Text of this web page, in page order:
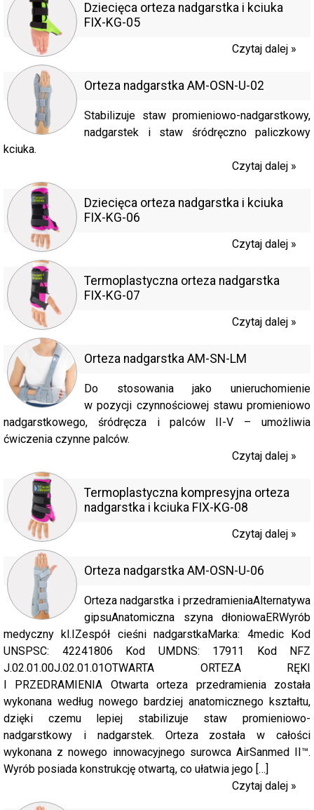
Dziecięca orteza nadgarstka i kciuka
FIX-KG-05
Czytaj dalej »
Orteza nadgarstka AM-OSN-U-02
Stabilizuje staw promieniowo-nadgarstkowy,
nadgarstek i staw śródręczno paliczkowy
kciuka.
Czytaj dalej »
Dziecięca orteza nadgarstka i kciuka
FIX-KG-06
Czytaj dalej »
Termoplastyczna orteza nadgarstka
FIX-KG-07
Czytaj dalej »
Orteza nadgarstka AM-SN-LM
Do stosowania jako unieruchomienie
w pozycji czynnościowej stawu promieniowo
nadgarstkowego, śródręcza i palców II-V – umożliwia
ćwiczenia czynne palców.
Czytaj dalej »
Termoplastyczna kompresyjna orteza
nadgarstka i kciuka FIX-KG-08
Czytaj dalej »
Orteza nadgarstka AM-OSN-U-06
Orteza nadgarstka i przedramieniaAlternatywa
gipsuAnatomiczna szyna dłoniowaERWyrób
medyczny kl.IZespół cieśni nadgarstkaMarka: 4medic Kod
UNSPSC: 42241806 Kod UMDNS: 17911 Kod NFZ
J.02.01.00J.02.01.01OTWARTA ORTEZA RĘKI
I PRZEDRAMIENIA Otwarta orteza przedramienia została
wykonana według nowego bardziej anatomicznego kształtu,
dzięki czemu lepiej stabilizuje staw promieniowo-
nadgarstkowy i nadgarstek. Orteza została w całości
wykonana z nowego innowacyjnego surowca AirSanmed II™.
Wyrób posiada konstrukcję otwartą, co ułatwia jego […]
Czytaj dalej »